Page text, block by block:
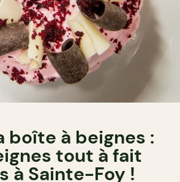
boîte à beignes :
tout à fait
à Sainte-Foy !